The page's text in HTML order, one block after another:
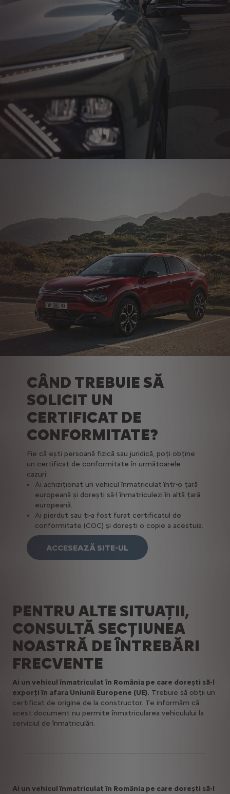
CÂND TREBUIE SĂ
SOLICIT UN
CERTIFICAT DE
CONFORMITATE?
Fie că ești persoană fizică sau juridică, poți obține
un certificat de conformitate în următoarele
cazuri:
Ai achiziționat un vehicul înmatriculat într-o țară
europeană și dorești să-l înmatriculezi în altă țară
europeană.
Ai pierdut sau ți-a fost furat certificatul de
conformitate (COC) și dorești o copie a acestuia.
ACCESEAZĂ SITE-UL
PENTRU ALTE SITUAȚII,
CONSULTĂ SECȚIUNEA
NOASTRĂ DE ÎNTREBĂRI
FRECVENTE
Ai un vehicul înmatriculat în România pe care dorești să-l
exporți în afara Uniunii Europene (UE). Trebuie să obții un
certificat de origine de la constructor. Te informăm că
acest document nu permite înmatricularea vehiculului la
serviciul de înmatriculări.
Ai un vehicul înmatriculat în România pe care dorești să-l